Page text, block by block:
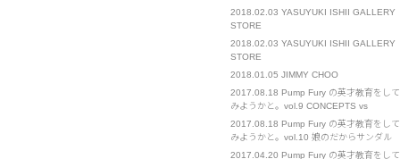
1(wed)-26(sun) August. place : 271-1
Takoyakushi-cho Muromachi-
2018.02.03 YASUYUKI ISHII GALLERY
STORE
2018.02.03 YASUYUKI ISHII GALLERY
STORE
2018.01.05 JIMMY CHOO
2017.08.18 Pump Fury の英才教育をして
みようかと。vol.9 CONCEPTS vs
CHANEL
2017.08.18 Pump Fury の英才教育をして
みようかと。vol.10 娘のだからサンダル
に手を出す。
2017.04.20 Pump Fury の英才教育をして